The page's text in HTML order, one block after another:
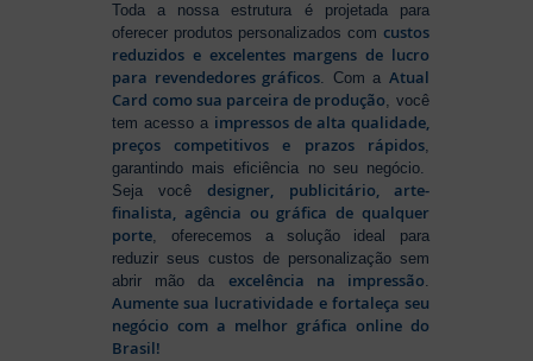
Toda a nossa estrutura é projetada para
oferecer produtos personalizados com custos
reduzidos e excelentes margens de lucro
para revendedores gráficos. Com a Atual
Card como sua parceira de produção, você
tem acesso a impressos de alta qualidade,
preços competitivos e prazos rápidos,
garantindo mais eficiência no seu negócio.
Seja vocêdesigner, publicitário, arte-
finalista, agência ou gráfica de qualquer
porte, oferecemos a solução ideal para
reduzir seus custos de personalização sem
abrir mão da excelência na impressão.
Aumente sua lucratividade e fortaleça seu
negócio com a melhor gráfica online do
Brasil!